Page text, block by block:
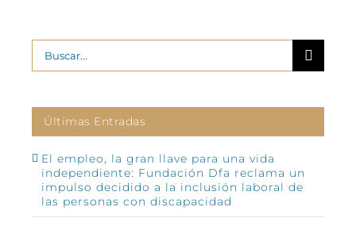
Buscar:
Últimas Entradas
El empleo, la gran llave para una vida
independiente: Fundación Dfa reclama un
impulso decidido a la inclusión laboral de
las personas con discapacidad